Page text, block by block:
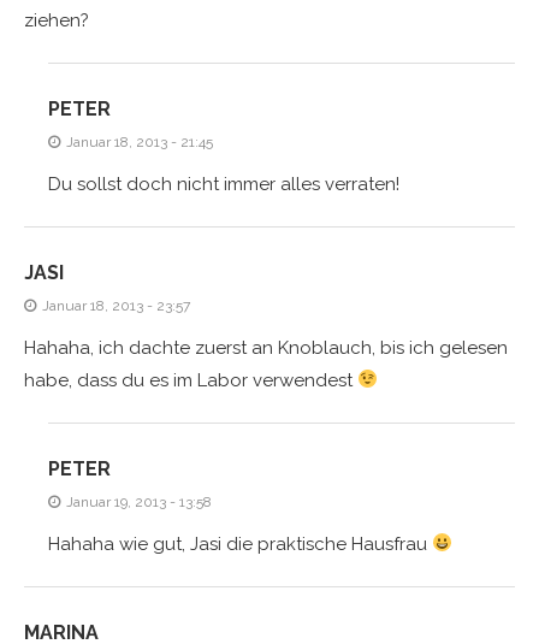
ziehen?
PETER
Januar 18, 2013 - 21:45
Du sollst doch nicht immer alles verraten!
JASI
Januar 18, 2013 - 23:57
Hahaha, ich dachte zuerst an Knoblauch, bis ich gelesen
habe, dass du es im Labor verwendest
PETER
Januar 19, 2013 - 13:58
Hahaha wie gut, Jasi die praktische Hausfrau
MARINA